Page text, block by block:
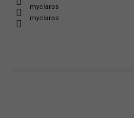
myclaros
myclaros